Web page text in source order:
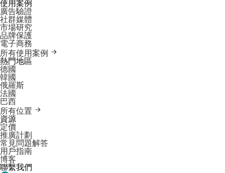
使用案例
廣告驗證
社群媒體
市場研究
品牌保護
電子商務
所有使用案例
熱門地區
德國
韓國
俄羅斯
法國
巴西
所有位置
資源
定價
推廣計劃
常見問題解答
用戶指南
博客
聯繫我們